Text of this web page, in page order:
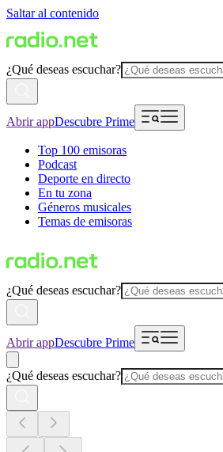
Saltar al contenido
¿Qué deseas escuchar?
Abrir appDescubre Prime
Top 100 emisoras
Podcast
Deporte en directo
En tu zona
Géneros musicales
Temas de emisoras
¿Qué deseas escuchar?
Abrir appDescubre Prime
¿Qué deseas escuchar?